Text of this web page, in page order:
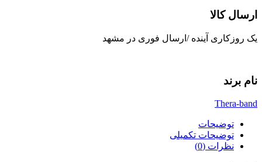
ارسال کالا
یک روزکاری آینده /ارسال فوری در مشهد
نام برند
Thera-band
توضیحات
توضیحات تکمیلی
نظرات (0)